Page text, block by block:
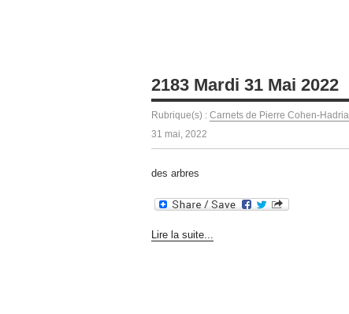
2183 Mardi 31 Mai 2022
Rubrique(s) : Carnets de Pierre Cohen-Hadria
31 mai, 2022
des arbres
Lire la suite...